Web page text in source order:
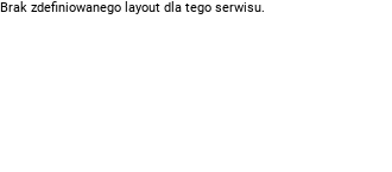
Brak zdefiniowanego layout dla tego serwisu.